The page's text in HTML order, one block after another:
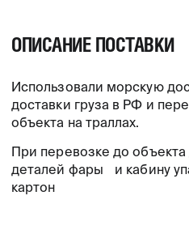
ТЕХНИКА
ДОСТАВКА
УЛАН-
ИРКУТСК
ОПИСАНИЕ ПОСТАВКИ
Использовали морскую
доставки груза в РФ и
объекта на траллах.
При перевозке до объекта
деталей фары и кабину
картон